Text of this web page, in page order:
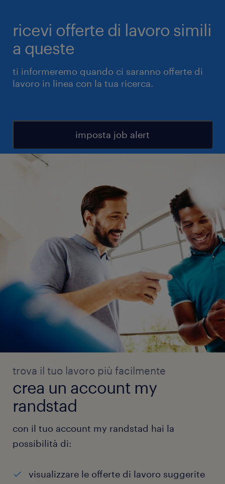
ricevi offerte di lavoro simili
a queste
ti informeremo quando ci saranno offerte di
lavoro in linea con la tua ricerca.
imposta job alert
trova il tuo lavoro più facilmente
crea un account my
randstad
con il tuo account my randstad hai la
possibilità di:
visualizzare le offerte di lavoro suggerite